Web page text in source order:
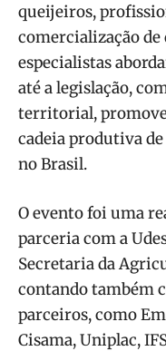
queijeiros,
comercialização de
especialistas
até a legislação,
territorial,
cadeia produtiva
no Brasil.
O evento foi uma
parceria com a
Secretaria da
contando também
parceiros, como
Cisama, Uniplac,